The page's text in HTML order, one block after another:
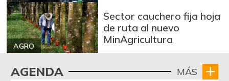
AGRO
Sector cauchero fija hoja
de ruta al nuevo
MinAgricultura
AGENDA MÁS